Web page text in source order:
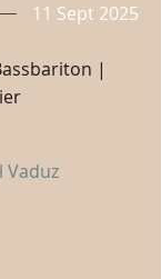
11 Sept 2025
|
Vaduz